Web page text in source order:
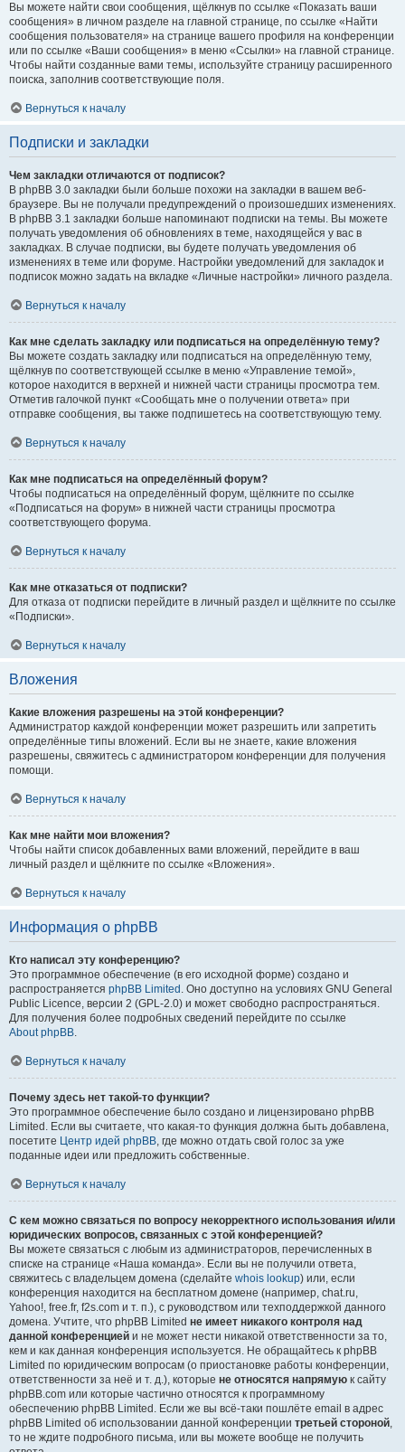
Вы можете найти свои сообщения, щёлкнув по ссылке «Показать ваши
сообщения» в личном разделе на главной странице, по ссылке «Найти
сообщения пользователя» на странице вашего профиля на конференции
или по ссылке «Ваши сообщения» в меню «Ссылки» на главной странице.
Чтобы найти созданные вами темы, используйте страницу расширенного
поиска, заполнив соответствующие поля.
Вернуться к началу
Подписки и закладки
Чем закладки отличаются от подписок?
В phpBB 3.0 закладки были больше похожи на закладки в вашем веб-
браузере. Вы не получали предупреждений о произошедших изменениях.
В phpBB 3.1 закладки больше напоминают подписки на темы. Вы можете
получать уведомления об обновлениях в теме, находящейся у вас в
закладках. В случае подписки, вы будете получать уведомления об
изменениях в теме или форуме. Настройки уведомлений для закладок и
подписок можно задать на вкладке «Личные настройки» личного раздела.
Вернуться к началу
Как мне сделать закладку или подписаться на определённую тему?
Вы можете создать закладку или подписаться на определённую тему,
щёлкнув по соответствующей ссылке в меню «Управление темой»,
которое находится в верхней и нижней части страницы просмотра тем.
Отметив галочкой пункт «Сообщать мне о получении ответа» при
отправке сообщения, вы также подпишетесь на соответствующую тему.
Вернуться к началу
Как мне подписаться на определённый форум?
Чтобы подписаться на определённый форум, щёлкните по ссылке
«Подписаться на форум» в нижней части страницы просмотра
соответствующего форума.
Вернуться к началу
Как мне отказаться от подписки?
Для отказа от подписки перейдите в личный раздел и щёлкните по ссылке
«Подписки».
Вернуться к началу
Вложения
Какие вложения разрешены на этой конференции?
Администратор каждой конференции может разрешить или запретить
определённые типы вложений. Если вы не знаете, какие вложения
разрешены, свяжитесь с администратором конференции для получения
помощи.
Вернуться к началу
Как мне найти мои вложения?
Чтобы найти список добавленных вами вложений, перейдите в ваш
личный раздел и щёлкните по ссылке «Вложения».
Вернуться к началу
Информация о phpBB
Кто написал эту конференцию?
Это программное обеспечение (в его исходной форме) создано и
распространяется phpBB Limited . Оно доступно на условиях GNU General
Public Licence, версии 2 (GPL-2.0) и может свободно распространяться.
Для получения более подробных сведений перейдите по ссылке
About phpBB.
Вернуться к началу
Почему здесь нет такой-то функции?
Это программное обеспечение было создано и лицензировано phpBB
Limited. Если вы считаете, что какая-то функция должна быть добавлена,
посетите Центр идей phpBB, где можно отдать свой голос за уже
поданные идеи или предложить собственные.
Вернуться к началу
С кем можно связаться по вопросу некорректного использования и/или
юридических вопросов, связанных с этой конференцией?
Вы можете связаться с любым из администраторов, перечисленных в
списке на странице «Наша команда». Если вы не получили ответа,
свяжитесь с владельцем домена (сделайте whois lookup) или, если
конференция находится на бесплатном домене (например, chat.ru,
Yahoo!, free.fr, f2s.com и т. п.), с руководством или техподдержкой данного
домена. Учтите, что phpBB Limited не имеет никакого контроля над
данной конференцией и не может нести никакой ответственности за то,
кем и как данная конференция используется. Не обращайтесь к phpBB
Limited по юридическим вопросам (о приостановке работы конференции,
ответственности за неё и т. д.), которые не относятся напрямую к сайту
phpBB.com или которые частично относятся к программному
обеспечению phpBB Limited. Если же вы всё-таки пошлёте email в адрес
phpBB Limited об использовании данной конференции третьей стороной,
то не ждите подробного письма, или вы можете вообще не получить